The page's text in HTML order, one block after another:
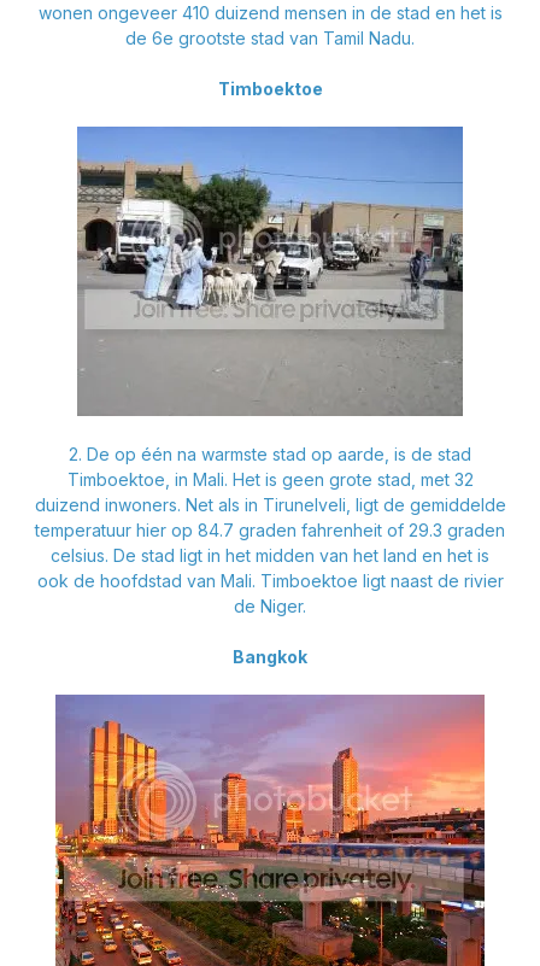
wonen ongeveer 410 duizend mensen in de stad en het is
de 6e grootste stad van Tamil Nadu.
Timboektoe
2. De op één na warmste stad op aarde, is de stad
Timboektoe, in Mali. Het is geen grote stad, met 32
duizend inwoners. Net als in Tirunelveli, ligt de gemiddelde
temperatuur hier op 84.7 graden fahrenheit of 29.3 graden
celsius. De stad ligt in het midden van het land en het is
ook de hoofdstad van Mali. Timboektoe ligt naast de rivier
de Niger.
Bangkok